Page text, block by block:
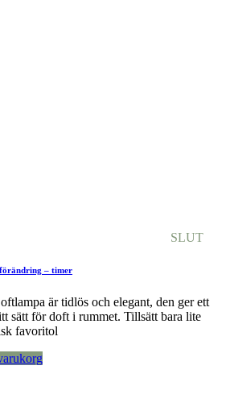
SLUT
– timer
är tidlös och elegant, den ger ett
sätt för doft i rummet. Tillsätt bara lite
favoritol